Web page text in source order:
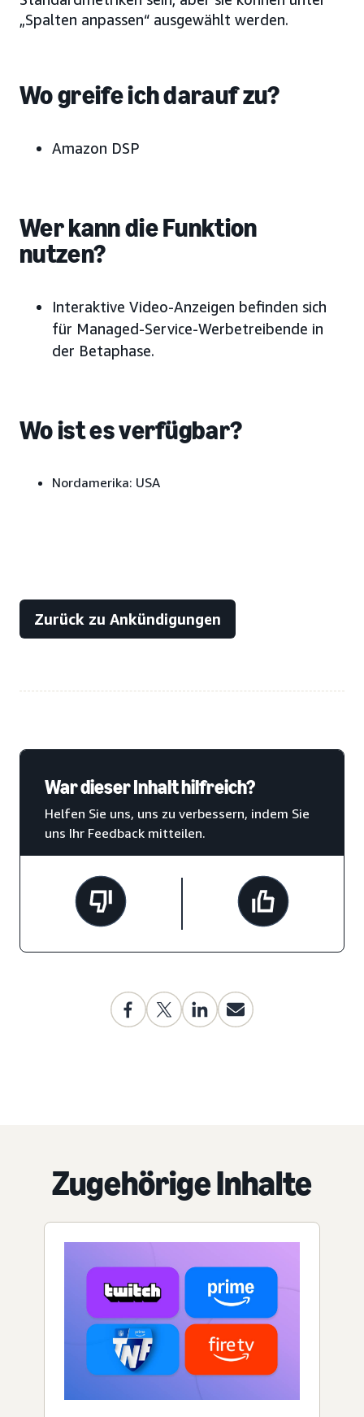
„Spalten anpassen“ ausgewählt werden.
Wo greife ich darauf zu?
Amazon DSP
Wer kann die Funktion
nutzen?
Interaktive Video-Anzeigen befinden sich
für Managed-Service-Werbetreibende in
der Betaphase.
Wo ist es verfügbar?
Nordamerika: USA
Zurück zu Ankündigungen
War dieser Inhalt hilfreich?
Helfen Sie uns, uns zu verbessern, indem Sie
uns Ihr Feedback mitteilen.
Zugehörige Inhalte